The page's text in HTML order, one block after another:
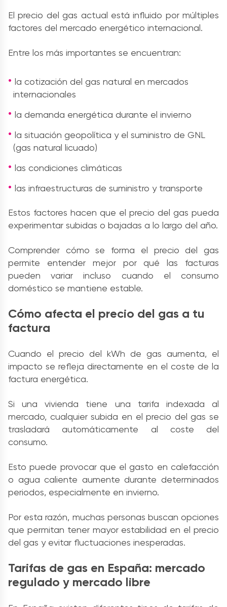
El precio del gas actual está influido por múltiples
factores del mercado energético internacional.
Entre los más importantes se encuentran:
la cotización del gas natural en mercados
internacionales
la demanda energética durante el invierno
la situación geopolítica y el suministro de GNL
(gas natural licuado)
las condiciones climáticas
las infraestructuras de suministro y transporte
Estos factores hacen que el precio del gas pueda
experimentar subidas o bajadas a lo largo del año.
Comprender cómo se forma el precio del gas
permite entender mejor por qué las facturas
pueden variar incluso cuando el consumo
doméstico se mantiene estable.
Cómo afecta el precio del gas a tu
factura
Cuando el precio del kWh de gas aumenta, el
impacto se refleja directamente en el coste de la
factura energética.
Si una vivienda tiene una tarifa indexada al
mercado, cualquier subida en el precio del gas se
trasladará automáticamente al coste del
consumo.
Esto puede provocar que el gasto en calefacción
o agua caliente aumente durante determinados
periodos, especialmente en invierno.
Por esta razón, muchas personas buscan opciones
que permitan tener mayor estabilidad en el precio
del gas y evitar fluctuaciones inesperadas.
Tarifas de gas en España: mercado
regulado y mercado libre